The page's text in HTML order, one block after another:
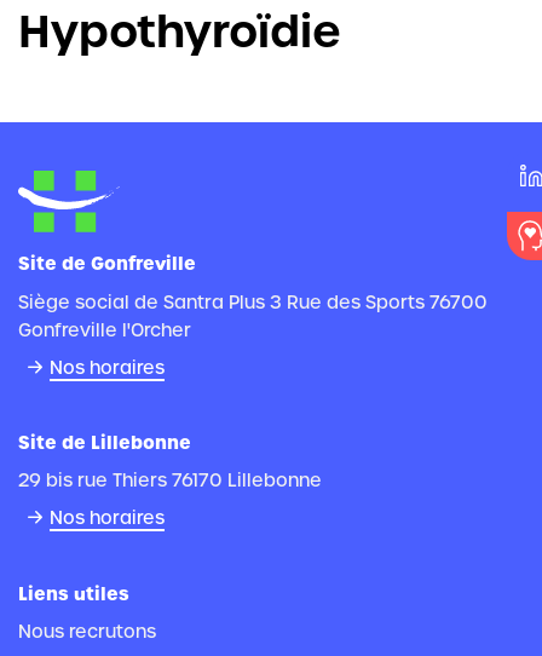
Hypothyroïdie
Site de Gonfreville
Siège social de Santra Plus 3 Rue des Sports 76700
Gonfreville l'Orcher
Nos horaires
Site de Lillebonne
29 bis rue Thiers 76170 Lillebonne
Nos horaires
Liens utiles
Nous recrutons